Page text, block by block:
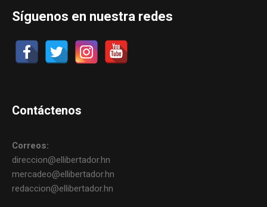
Síguenos en nuestra redes
Contáctenos
Correos:
direccion@ellibertador.hn
mercadeo@ellibertador.hn
redaccion@ellibertador.hn